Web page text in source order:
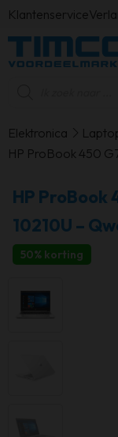
Klantenservice
Elektronica
HP ProBook 450
HP ProBook
10210U –
50% korting